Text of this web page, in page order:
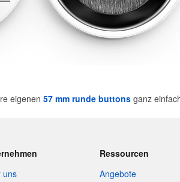
eigenen 57 mm runde buttons ganz
uns
Ressourcen
Angebote